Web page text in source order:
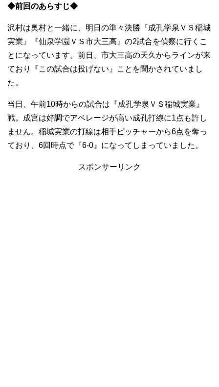
◆前回のあらすじ◆
沢村は奥村と一緒に、明日の準々決勝『成孔学泉ＶＳ稲城
実業』『仙泉学園ＶＳ市大三高』の2試合を偵察に行くこ
とになっています。前日、市大三高の天久からラインが来
ており『この試合は投げない』ことを聞かされていまし
た。
当日、午前10時からの試合は『成孔学泉ＶＳ稲城実業』
戦。成宮は好調でアベレージが高い成孔打線に1点も許し
ません。稲城実業の打線は相手ピッチャーから6点を奪っ
ており、6回時点で『6-0』になってしまっていました。
スポンサーリンク